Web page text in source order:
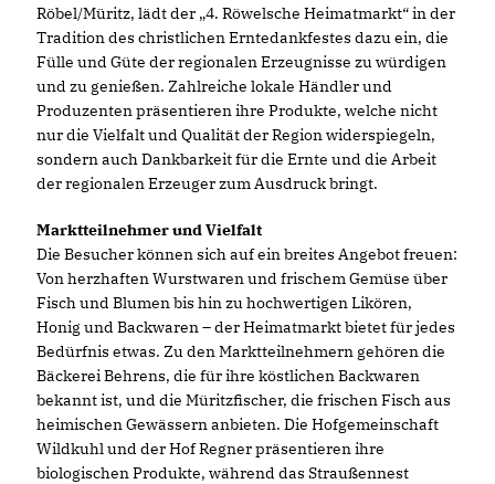
Röbel/Müritz, lädt der „4. Röwelsche Heimatmarkt“ in der
Tradition des christlichen Erntedankfestes dazu ein, die
Fülle und Güte der regionalen Erzeugnisse zu würdigen
und zu genießen. Zahlreiche lokale Händler und
Produzenten präsentieren ihre Produkte, welche nicht
nur die Vielfalt und Qualität der Region widerspiegeln,
sondern auch Dankbarkeit für die Ernte und die Arbeit
der regionalen Erzeuger zum Ausdruck bringt.
Marktteilnehmer und Vielfalt
Die Besucher können sich auf ein breites Angebot freuen:
Von herzhaften Wurstwaren und frischem Gemüse über
Fisch und Blumen bis hin zu hochwertigen Likören,
Honig und Backwaren – der Heimatmarkt bietet für jedes
Bedürfnis etwas. Zu den Marktteilnehmern gehören die
Bäckerei Behrens, die für ihre köstlichen Backwaren
bekannt ist, und die Müritzfischer, die frischen Fisch aus
heimischen Gewässern anbieten. Die Hofgemeinschaft
Wildkuhl und der Hof Regner präsentieren ihre
biologischen Produkte, während das Straußennest